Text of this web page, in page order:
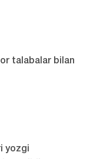
talabalar bilan
yozgi